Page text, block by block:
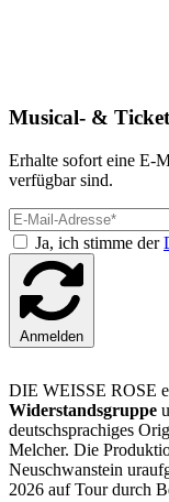
Musical- &
Erhalte sofort eine E-
verfügbar sind.
Ja, ich stimme der
Anmelden
DIE WEISSE ROSE
Widerstandsgruppe
deutschsprachiges
Melcher. Die
Neuschwanstein
2026 auf Tour durch